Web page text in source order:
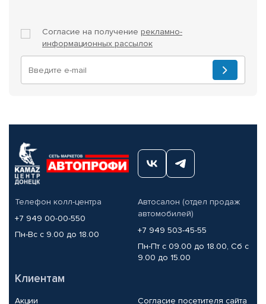
Согласие на получение рекламно-
информационных рассылок
Телефон колл-центра
+7 949 00-00-550
Пн-Вс с 9.00 до 18.00
Автосалон (отдел продаж
автомобилей)
+7 949 503-45-55
Пн-Пт с 09.00 до 18.00, Сб с
9.00 до 15.00
Клиентам
Акции Согласие посетителя сайта